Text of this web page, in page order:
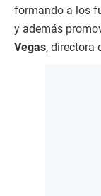
formando a los
y además
Vegas, directora